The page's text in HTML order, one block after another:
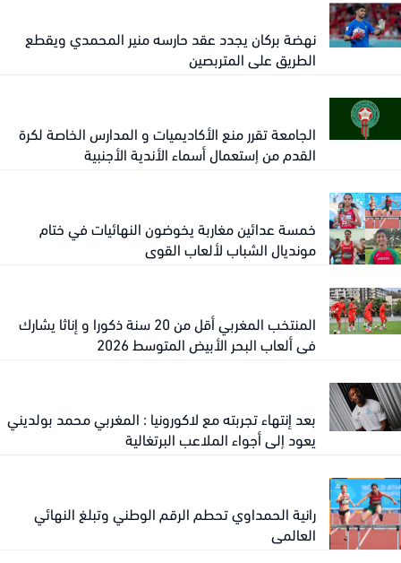
نهضة بركان يجدد عقد حارسه منير المحمدي ويقطع
الطريق على المتربصين
الجامعة تقرر منع الأكاديميات و المدارس الخاصة لكرة
القدم من إستعمال أسماء الأندية الأجنبية
خمسة عدائين مغاربة يخوضون النهائيات في ختام
مونديال الشباب لألعاب القوى
المنتخب المغربي أقل من 20 سنة ذكورا و إناثا يشارك
في ألعاب البحر الأبيض المتوسط 2026
بعد إنتهاء تجربته مع لاكورونيا : المغربي محمد بولديني
يعود إلى أجواء الملاعب البرتغالية
رانية الحمداوي تحطم الرقم الوطني وتبلغ النهائي
العالمي